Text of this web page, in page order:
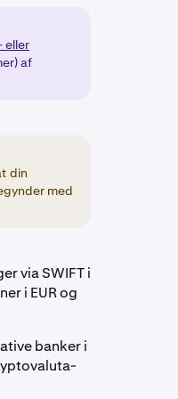
eller
af
din
med
via SWIFT i
i EUR og
banker i